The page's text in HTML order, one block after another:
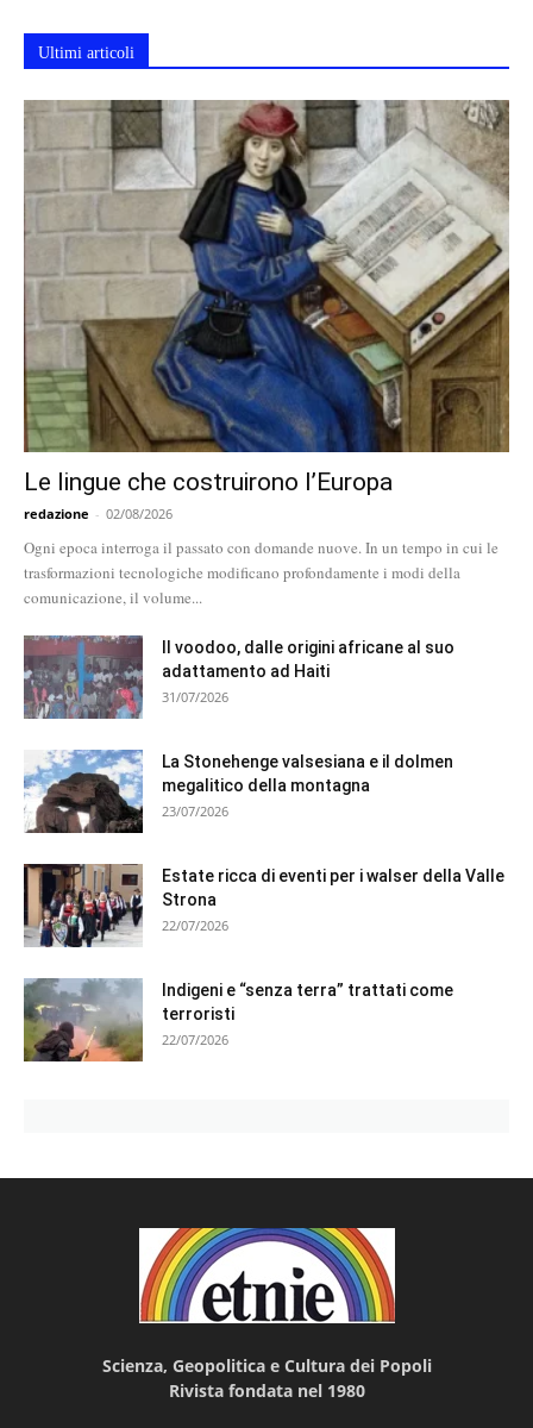
Ultimi articoli
Le lingue che costruirono l’Europa
redazione - 02/08/2026
Ogni epoca interroga il passato con domande nuove. In un tempo in cui le
trasformazioni tecnologiche modificano profondamente i modi della
comunicazione, il volume...
Il voodoo, dalle origini africane al suo
adattamento ad Haiti
31/07/2026
La Stonehenge valsesiana e il dolmen
megalitico della montagna
23/07/2026
Estate ricca di eventi per i walser della Valle
Strona
22/07/2026
Indigeni e “senza terra” trattati come
terroristi
22/07/2026
Scienza, Geopolitica e Cultura dei Popoli
Rivista fondata nel 1980